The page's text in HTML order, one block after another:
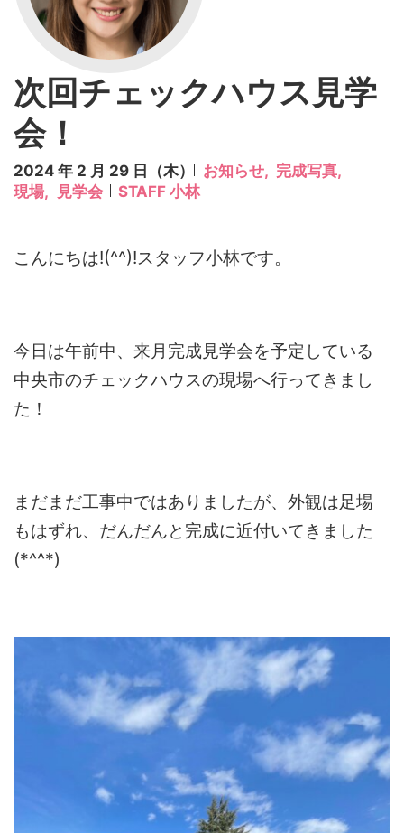
次回チェックハウス見学
会！
2024 年 2 月 29 日（木） お知らせ, 完成写真,
現場,
見学会 STAFF 小林
こんにちは!(^^)!スタッフ小林です。
今日は午前中、来月完成見学会を予定している
中央市のチェックハウスの現場へ行ってきまし
た！
まだまだ工事中ではありましたが、外観は足場
もはずれ、だんだんと完成に近付いてきました
(*^^*)